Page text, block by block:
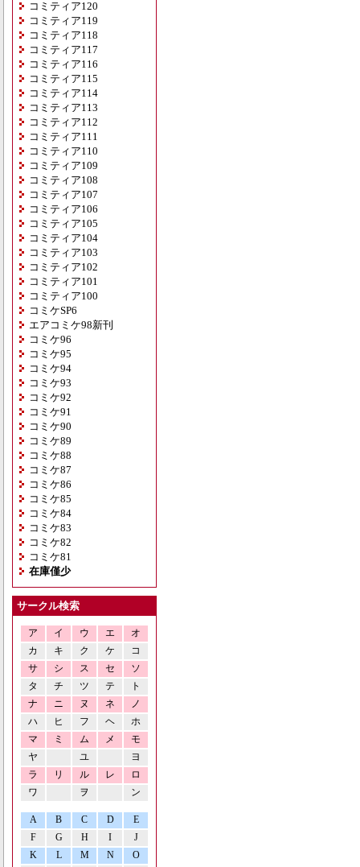
コミティア120
コミティア119
コミティア118
コミティア117
コミティア116
コミティア115
コミティア114
コミティア113
コミティア112
コミティア111
コミティア110
コミティア109
コミティア108
コミティア107
コミティア106
コミティア105
コミティア104
コミティア103
コミティア102
コミティア101
コミティア100
コミケSP6
エアコミケ98新刊
コミケ96
コミケ95
コミケ94
コミケ93
コミケ92
コミケ91
コミケ90
コミケ89
コミケ88
コミケ87
コミケ86
コミケ85
コミケ84
コミケ83
コミケ82
コミケ81
在庫僅少
サークル検索
ア イ ウ エ
オ
カ
キ ク ケ
コ
サ
シ ス セ
ソ
タ
チ ツ テ
ト
ナ
ニ ヌ ネ
ノ
ハ
ヒ フ ヘ
ホ
マ
ミ ム メ
モ
ヤ
ユ
ヨ
ラ
リ ル レ
ロ
ワ
ヲ ン
A B C D
E
F
G H I
J
K
L M N O